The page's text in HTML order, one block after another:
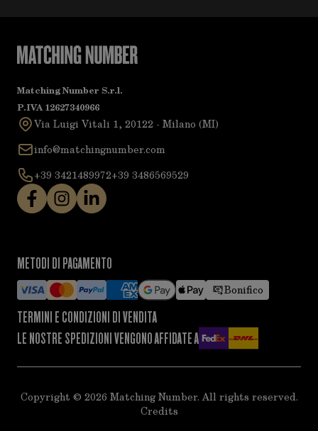
Matching Number S.r.l.
P.IVA 12627340966
Via Luigi Vitali 1, 20122 - Milano (MI)
info@matchingnumber.com
+39 3421489972+39 3486569529
METODI DI PAGAMENTO
Bonifico
TERMINI E CONDIZIONI DI VENDITA
LE NOSTRE SPEDIZIONI VENGONO AFFIDATE A
Copyright © 2026 Matching Number. All rights reserved.
Credits